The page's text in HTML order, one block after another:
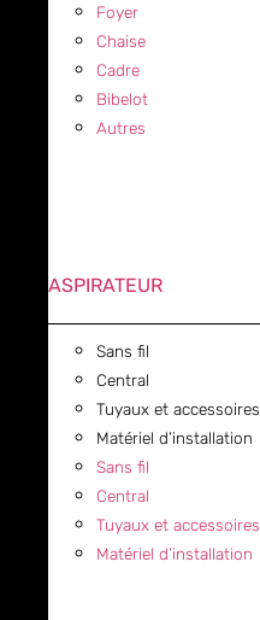
Foyer
Chaise
Cadre
Bibelot
Autres
ASPIRATEUR
Sans fil
Central
Tuyaux et accessoires
Matériel d’installation
Sans fil
Central
Tuyaux et accessoires
Matériel d’installation